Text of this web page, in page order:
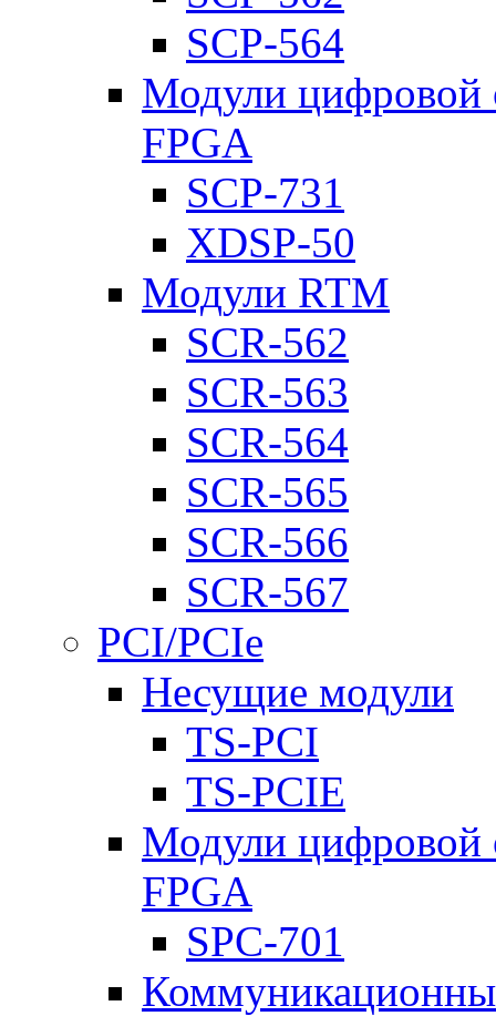
SCP-564
Модули цифровой
FPGA
SCP-731
XDSP-50
Модули RTM
SCR-562
SCR-563
SCR-564
SCR-565
SCR-566
SCR-567
PCI/PCIe
Несущие модули
TS-PCI
TS-PCIE
Модули цифровой
FPGA
SPC-701